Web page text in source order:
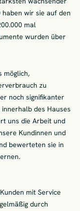
haben wir sie auf den
mal
wurden über
möglich,
zu
noch signifikanter
des Hauses
uns die Arbeit und
Kundinnen und
bewerteten sie in
mit Service
durch